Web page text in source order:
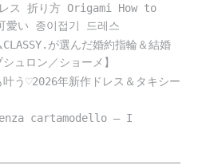
レス 折り方 Origami How to
い 종이접기 드레스
CLASSY.が選んだ婚約指輪＆結婚
ュロン／ショーメ】
叶う♡2026年新作ドレス＆タキシー
cartamodello – I